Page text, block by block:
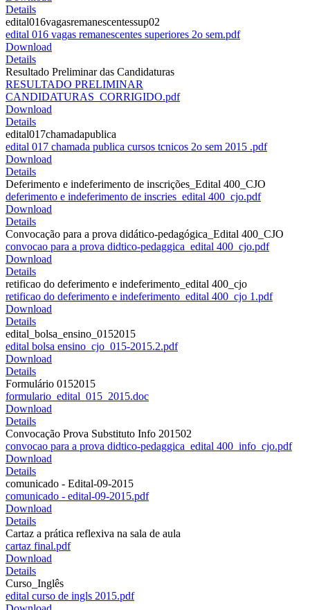
Details
edital016vagasremanescentessup02
edital 016 vagas remanescentes superiores 2o sem.pdf
Download
Details
Resultado Preliminar das Candidaturas
RESULTADO PRELIMINAR
CANDIDATURAS_CORRIGIDO.pdf
Download
Details
edital017chamadapublica
edital 017 chamada publica cursos tcnicos 2o sem 2015 .pdf
Download
Details
Deferimento e indeferimento de inscrições_Edital 400_CJO
deferimento e indeferimento de inscries_edital 400_cjo.pdf
Download
Details
Convocação para a prova didático-pedagógica_Edital 400_CJO
convocao para a prova didtico-pedaggica_edital 400_cjo.pdf
Download
Details
retificao do deferimento e indeferimento_edital 400_cjo
retificao do deferimento e indeferimento_edital 400_cjo 1.pdf
Download
Details
edital_bolsa_ensino_0152015
edital bolsa ensino_cjo_015-2015.2.pdf
Download
Details
Formulário 0152015
formulario_edital_015_2015.doc
Download
Details
Convocação Prova Substituto Info 201502
convocao para a prova didtico-pedaggica_edital 400_info_cjo.pdf
Download
Details
comunicado - Edital-09-2015
comunicado - edital-09-2015.pdf
Download
Details
Cartaz a prática reflexiva na sala de aula
cartaz final.pdf
Download
Details
Curso_Inglês
edital curso de ingls 2015.pdf